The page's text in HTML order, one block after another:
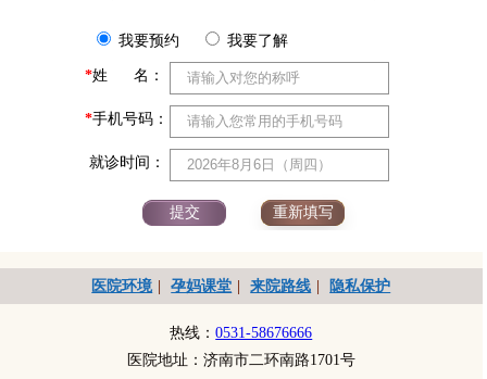
我要预约 我要了解
*姓 名：
*手机号码：
就诊时间：
医院环境 孕妈课堂 来院路线 隐私保护
热线：0531-58676666
医院地址：济南市二环南路1701号